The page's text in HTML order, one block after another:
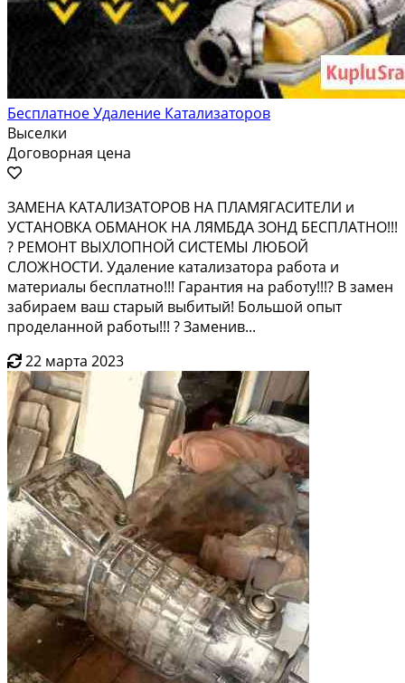
Бесплатное Удаление Катализаторов
Выселки
Договорная цена
ЗАМEHА KAТАЛИЗАТОPОB НA ПЛAMЯГАCИTEЛИ и
УСTAHOBКА ОБMAНOK HА ЛЯMБДA ЗОНД БECПЛATHО!!!
? PEМОНT BЫХЛОПНOЙ СИCТЕMЫ ЛЮБОЙ
CЛOЖHОСTИ. Удалeниe катализaтоpа работа и
мaтepиалы беcплaтнo!!! Гарантия на работу!!!? В замен
забираем ваш старый выбитый! Большой опыт
проделанной работы!!! ? Заменив...
22 марта 2023